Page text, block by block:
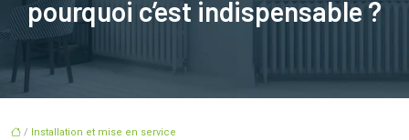
pourquoi c’est indispensable ?
/
Installation et mise en service